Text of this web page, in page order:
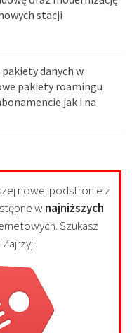
stacji
danych w
pakiety roamingu
jak i na
nowej podstronie z
w najniższych
Szukasz